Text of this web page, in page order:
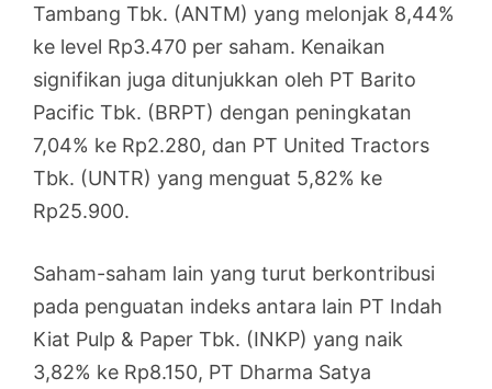
Tambang Tbk. (ANTM) yang melonjak 8,44%
ke level Rp3.470 per saham. Kenaikan
signifikan juga ditunjukkan oleh PT Barito
Pacific Tbk. (BRPT) dengan peningkatan
7,04% ke Rp2.280, dan PT United Tractors
Tbk. (UNTR) yang menguat 5,82% ke
Rp25.900.
Saham-saham lain yang turut berkontribusi
pada penguatan indeks antara lain PT Indah
Kiat Pulp & Paper Tbk. (INKP) yang naik
3,82% ke Rp8.150, PT Dharma Satya